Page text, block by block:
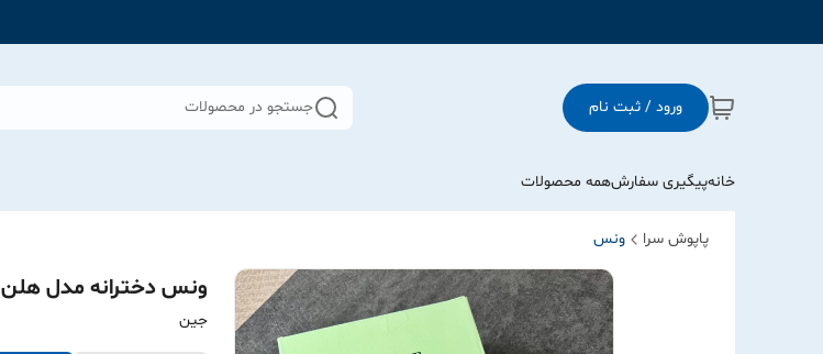
ورود / ثبت نام جستجو در محصولات
خانهپیگیری سفارشهمه محصولات
پاپوش سرا ونس
ونس دخترانه مدل هلن
جین